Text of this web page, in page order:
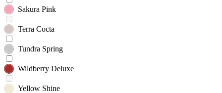
Sakura Pink
Terra Cocta
Tundra Spring
Wildberry Deluxe
Yellow Shine